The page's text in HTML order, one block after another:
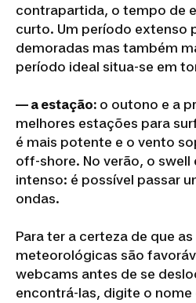
contrapartida, o tempo de
curto. Um período extenso
demoradas mas também
período ideal situa-se em
— a estação: o outono e a
melhores estações para
é mais potente e o vento
off-shore. No verão, o swell
intenso: é possível passar
ondas.
Para ter a certeza de que
meteorológicas são
webcams antes de se
encontrá-las, digite o